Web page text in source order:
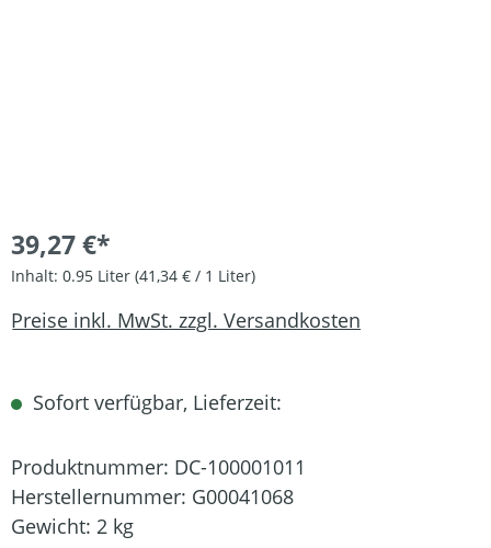
39,27 €*
Inhalt: 0.95 Liter (41,34 € / 1 Liter)
Preise inkl. MwSt. zzgl. Versandkosten
Sofort verfügbar, Lieferzeit:
Produktnummer: DC-100001011
Herstellernummer: G00041068
Gewicht: 2 kg